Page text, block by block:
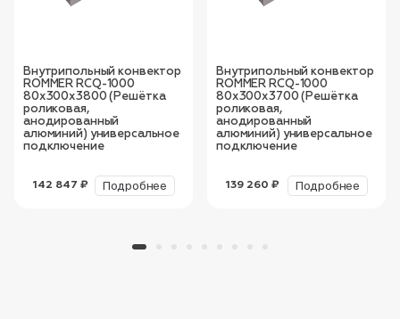
Внутрипольный конвектор
ROMMER RCQ-1000
80х300х3800 (Решётка
роликовая,
анодированный
алюминий) универсальное
подключение
142 847 ₽ Подробнее
Внутрипольный конвектор
ROMMER RCQ-1000
80х300х3700 (Решётка
роликовая,
анодированный
алюминий) универсальное
подключение
139 260 ₽ Подробнее